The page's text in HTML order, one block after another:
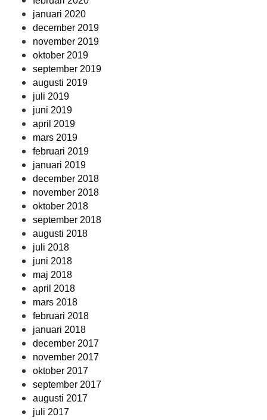
januari 2020
december 2019
november 2019
oktober 2019
september 2019
augusti 2019
juli 2019
juni 2019
april 2019
mars 2019
februari 2019
januari 2019
december 2018
november 2018
oktober 2018
september 2018
augusti 2018
juli 2018
juni 2018
maj 2018
april 2018
mars 2018
februari 2018
januari 2018
december 2017
november 2017
oktober 2017
september 2017
augusti 2017
juli 2017